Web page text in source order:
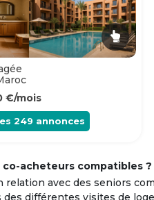
€/mois
249 annonces
acheteurs compatibles ?
relation avec des seniors
différentes visites de